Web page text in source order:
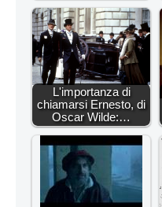
L'importanza di
chiamarsi Ernesto, di
Oscar Wilde:…